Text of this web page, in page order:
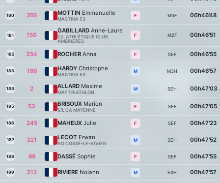
180 266 MOTTIN Emmanuelle
MASTRIA 53
F M0F 00h46'48
181 150
GABILLARD Anne-Laure
C/L ATHLÉTIQUE CLUB
AMBRIERES
F M2F 00h46'51
182 354 ROCHER Anna F SEF 00h46'55
183 188 HARDY Christophe
MASTRIA 53
M M3H 00h46'57
184 2 ALLARD Maxime
MAY TRIATHLON
M SEH 00h47'03
185 53 BRISOUX Marion
S/L CA MAYENNE
F SEF 00h47'05
186 245 MAHEUX Julie F SEF 00h47'23
187 221 LECOT Erwan
AG COSSÉ-LE-VIVIEN
M SEH 00h47'52
188 89 DASSÉ Sophie F SEF 00h47'55
189 312 RIVIERE Nolann M ESH 00h47'57